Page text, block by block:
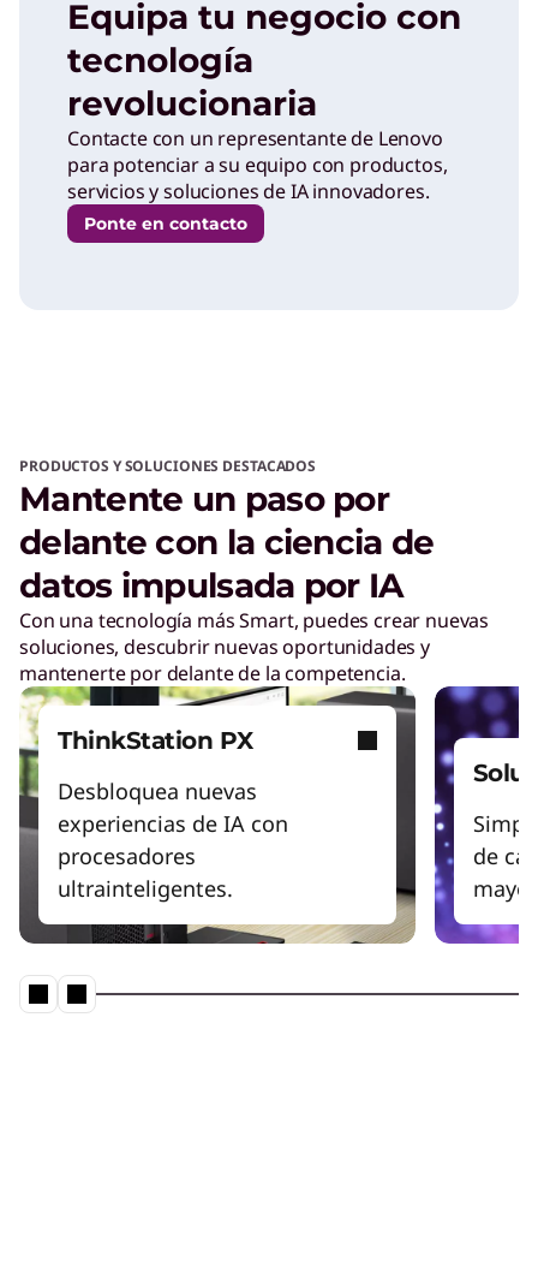
Equipa tu negocio con
tecnología
revolucionaria
Contacte con un representante de Lenovo
para potenciar a su equipo con productos,
servicios y soluciones de IA innovadores.
Ponte en contacto
PRODUCTOS Y SOLUCIONES DESTACADOS
Mantente un paso por
delante con la ciencia de
datos impulsada por IA
Con una tecnología más Smart, puedes crear nuevas
soluciones, descubrir nuevas oportunidades y
mantenerte por delante de la competencia.
ThinkStation PX
Desbloquea nuevas
experiencias de IA con
procesadores
ultrainteligentes.
de